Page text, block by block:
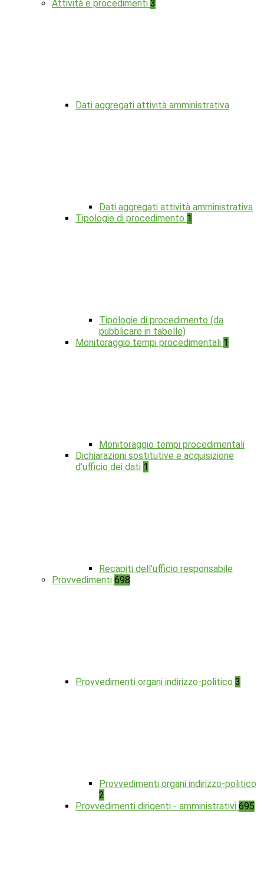
Attività e procedimenti 3
Dati aggregati attività amministrativa
Dati aggregati attività amministrativa
Tipologie di procedimento 1
Tipologie di procedimento (da
pubblicare in tabelle)
Monitoraggio tempi procedimentali 1
Monitoraggio tempi procedimentali
Dichiarazioni sostitutive e acquisizione
d'ufficio dei dati 1
Recapiti dell'ufficio responsabile
Provvedimenti 698
Provvedimenti organi indirizzo-politico 3
Provvedimenti organi indirizzo-politico
2
Provvedimenti dirigenti - amministrativi 695